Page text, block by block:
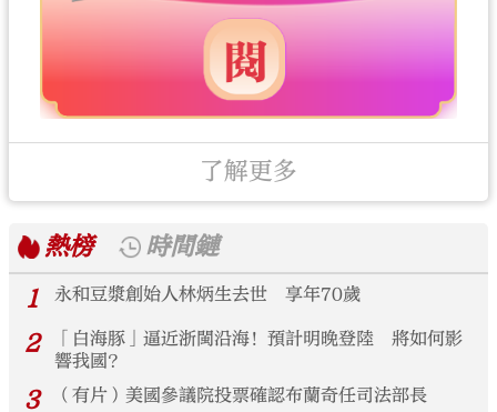
了解更多
熱榜
時間鏈
1
永和豆漿創始人林炳生去世 享年70歲
2
「白海豚」逼近浙閩沿海！預計明晚登陸 將如何影
響我國？
3 （有片）美國參議院投票確認布蘭奇任司法部長